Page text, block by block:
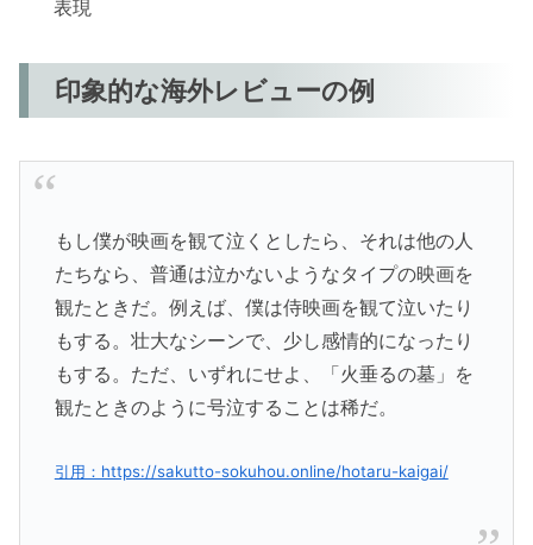
表現
印象的な海外レビューの例
もし僕が映画を観て泣くとしたら、それは他の人
たちなら、普通は泣かないようなタイプの映画を
観たときだ。例えば、僕は侍映画を観て泣いたり
もする。壮大なシーンで、少し感情的になったり
もする。ただ、いずれにせよ、「火垂るの墓」を
観たときのように号泣することは稀だ。
引用：https://sakutto-sokuhou.online/hotaru-kaigai/